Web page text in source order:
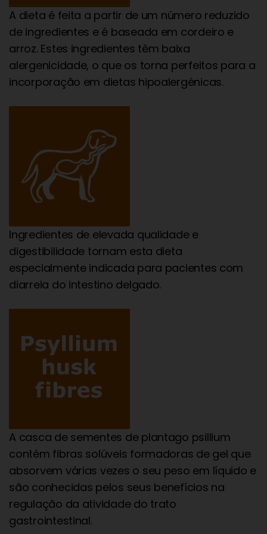
A dieta é feita a partir de um número reduzido
de ingredientes e é baseada em cordeiro e
arroz. Estes ingredientes têm baixa
alergenicidade, o que os torna perfeitos para a
incorporação em dietas hipoalergénicas.
Ingredientes de elevada qualidade e
digestibilidade tornam esta dieta
especialmente indicada para pacientes com
diarreia do intestino delgado.
A casca de sementes de plantago psillium
contém fibras solúveis formadoras de gel que
absorvem várias vezes o seu peso em líquido e
são conhecidas pelos seus benefícios na
regulação da atividade do trato
gastrointestinal.